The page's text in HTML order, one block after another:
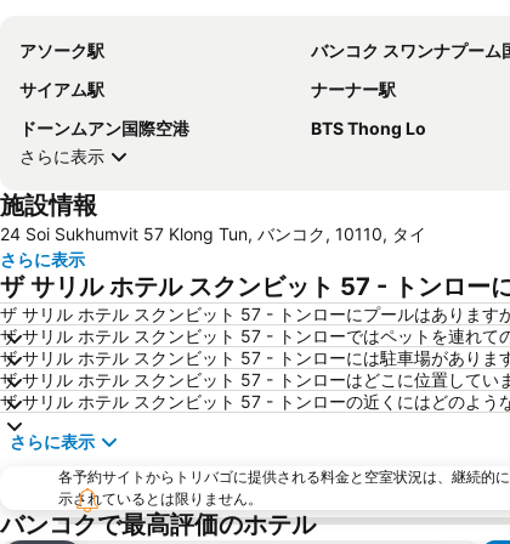
アソーク駅 バンコク スワンナプーム
サイアム駅
ナーナー駅
ドーンムアン国際空港
BTS Thong Lo
さらに表示
施設情報
24 Soi Sukhumvit 57 Klong Tun, バンコク, 10110, タイ
さらに表示
ザ サリル ホテル スクンビット 57 - トンロー
ザ サリル ホテル スクンビット 57 - トンローにプールはあります
ザ サリル ホテル スクンビット 57 - トンローではペットを連れて
ザ サリル ホテル スクンビット 57 - トンローには駐車場がありま
ザ サリル ホテル スクンビット 57 - トンローはどこに位置してい
ザ サリル ホテル スクンビット 57 - トンローの近くにはどのよう
さらに表示
各予約サイトからトリバゴに提供される料金と空室状況は、継続的
示されているとは限りません。
バンコクで最高評価のホテル